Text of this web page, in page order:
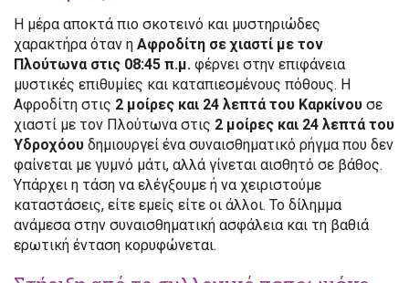
Η μέρα αποκτά πιο σκοτεινό και μυστηριώδες
χαρακτήρα όταν η Αφροδίτη σε χιαστί με τον
Πλούτωνα στις 08:45 π.μ. φέρνει στην επιφάνεια
μυστικές επιθυμίες και καταπιεσμένους πόθους. Η
Αφροδίτη στις 2 μοίρες και 24 λεπτά του Καρκίνου σε
χιαστί με τον Πλούτωνα στις 2 μοίρες και 24 λεπτά του
Υδροχόου δημιουργεί ένα συναισθηματικό ρήγμα που δεν
φαίνεται με γυμνό μάτι, αλλά γίνεται αισθητό σε βάθος.
Υπάρχει η τάση να ελέγξουμε ή να χειριστούμε
καταστάσεις, είτε εμείς είτε οι άλλοι. Το δίλημμα
ανάμεσα στην συναισθηματική ασφάλεια και τη βαθιά
ερωτική ένταση κορυφώνεται.